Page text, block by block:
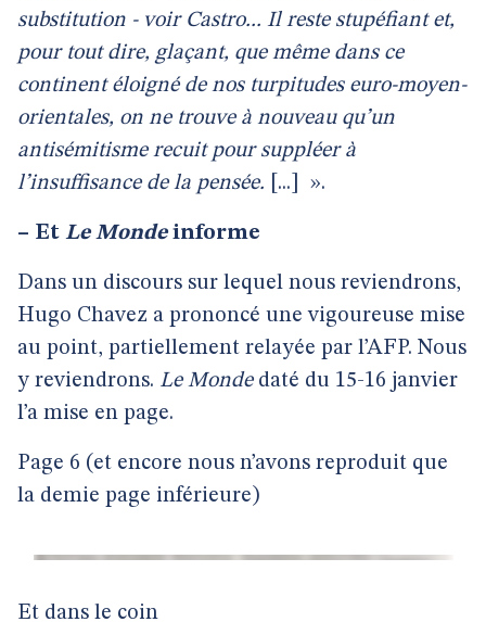
substitution - voir Castro... Il reste stupéfiant et,
pour tout dire, glaçant, que même dans ce
continent éloigné de nos turpitudes euro-moyen-
orientales, on ne trouve à nouveau qu’un
antisémitisme recuit pour suppléer à
l’insuffisance de la pensée.
[...] ».
– Et Le Monde informe
Dans un discours sur lequel nous reviendrons,
Hugo Chavez a prononcé une vigoureuse mise
au point, partiellement relayée par l’AFP. Nous
y reviendrons. Le Mondedaté du 15-16 janvier
l’a mise en page.
Page 6 (et encore nous n’avons reproduit que
la demie page inférieure)
Et dans le coin